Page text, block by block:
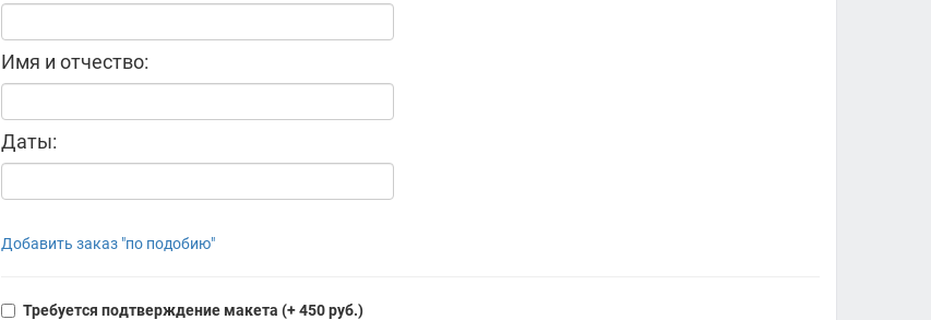
Имя и отчество:
Даты:
Добавить заказ "по подобию"
Требуется подтверждение макета (+ 450 руб.)